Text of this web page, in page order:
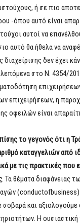
ή σε πιο
-όπου αυτό είναι
αυτοί να
αυτό θα ήθελα να
διαχείρισης δεν έχει
στο Ν. 4354/
επιχειρήσεων, η
οφειλών είναι
το γεγονός ότι η
καταγγελιών από
με τις πρακτικές που
. Τα θέματα διαφάνειας
(conductofbusiness)
σοβαρά και
Η ουσιαστική